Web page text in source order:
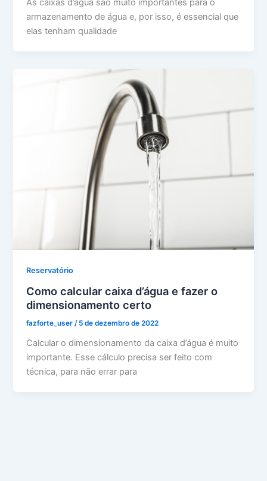
As caixas d’água são muito importantes para o
armazenamento de água e, por isso, é essencial que
elas tenham qualidade
Reservatório
Como calcular caixa d’água e fazer o
dimensionamento certo
fazforte_user/ 5 de dezembro de 2022
Calcular o dimensionamento da caixa d’água é muito
importante. Esse cálculo precisa ser feito com
técnica, para não errar para